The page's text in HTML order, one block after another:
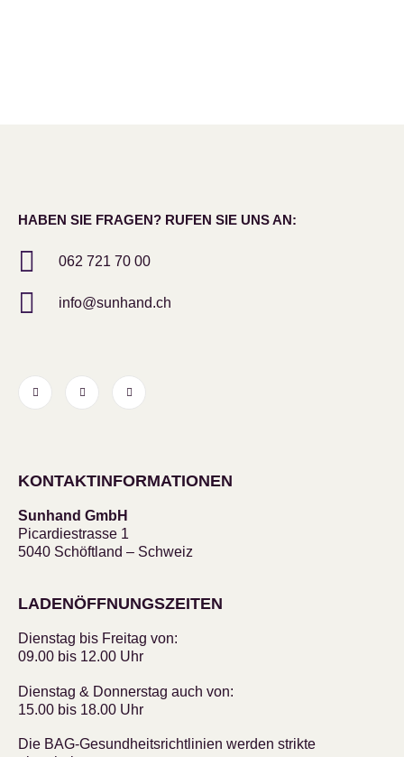
HABEN SIE FRAGEN? RUFEN SIE UNS AN:
062 721 70 00
info@sunhand.ch
KONTAKTINFORMATIONEN
Sunhand GmbH
Picardiestrasse 1
5040 Schöftland – Schweiz
LADENÖFFNUNGSZEITEN
Dienstag bis Freitag von:
09.00 bis 12.00 Uhr
Dienstag & Donnerstag auch von:
15.00 bis 18.00 Uhr
Die BAG-Gesundheitsrichtlinien werden strikte